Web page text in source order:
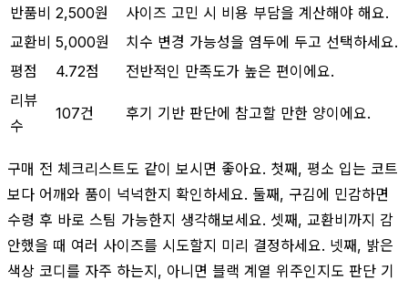
반품비 2,500원
사이즈 고민 시 비용 부담을 계산해야 해요.
교환비 5,000원
치수 변경 가능성을 염두에 두고 선택하세요.
평점
4.72점
전반적인 만족도가 높은 편이에요.
리뷰
수
107건 후기 기반 판단에 참고할 만한 양이에요.
구매 전 체크리스트도 같이 보시면 좋아요. 첫째, 평소 입는 코트
보다 어깨와 품이 넉넉한지 확인하세요. 둘째, 구김에 민감하면
수령 후 바로 스팀 가능한지 생각해보세요. 셋째, 교환비까지 감
안했을 때 여러 사이즈를 시도할지 미리 결정하세요. 넷째, 밝은
색상 코디를 자주 하는지, 아니면 블랙 계열 위주인지도 판단 기